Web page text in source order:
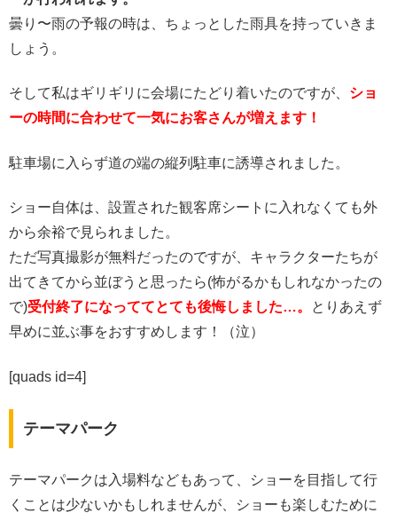
曇り〜雨の予報の時は、ちょっとした雨具を持っていきま
しょう。
そして私はギリギリに会場にたどり着いたのですが、 ショ
ーの時間に合わせて一気にお客さんが増えます！
駐車場に入らず道の端の縦列駐車に誘導されました。
ショー自体は、設置された観客席シートに入れなくても外
から余裕で見られました。
ただ写真撮影が無料だったのですが、キャラクターたちが
出てきてから並ぼうと思ったら(怖がるかもしれなかったの
で)受付終了になっててとても後悔しました…。
とりあえず
早めに並ぶ事をおすすめします！（泣）
[quads id=4]
テーマパーク
テーマパークは入場料などもあって、ショーを目指して行
くことは少ないかもしれませんが、ショーも楽しむために